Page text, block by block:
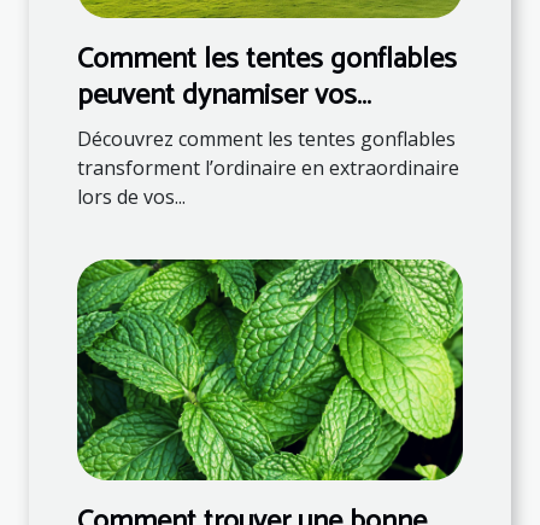
Comment les tentes gonflables
peuvent dynamiser vos
événements
Découvrez comment les tentes gonflables
transforment l’ordinaire en extraordinaire
lors de vos...